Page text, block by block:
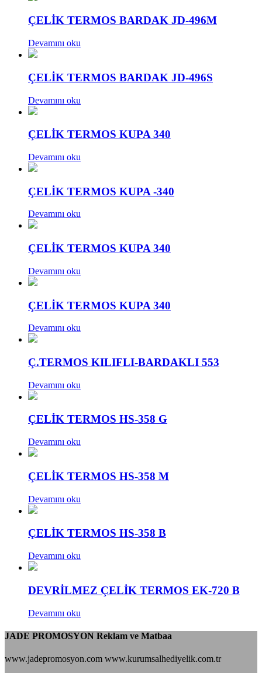
ÇELİK TERMOS BARDAK JD-496M
Devamını oku
ÇELİK TERMOS BARDAK JD-496S
Devamını oku
ÇELİK TERMOS KUPA 340
Devamını oku
ÇELİK TERMOS KUPA -340
Devamını oku
ÇELİK TERMOS KUPA 340
Devamını oku
ÇELİK TERMOS KUPA 340
Devamını oku
Ç.TERMOS KILIFLI-BARDAKLI 553
Devamını oku
ÇELİK TERMOS HS-358 G
Devamını oku
ÇELİK TERMOS HS-358 M
Devamını oku
ÇELİK TERMOS HS-358 B
Devamını oku
DEVRİLMEZ ÇELİK TERMOS EK-720 B
Devamını oku
JADE PROMOSYON Reklam ve Matbaa
www.jadepromosyon.com www.kurumsalhediyelik.com.tr